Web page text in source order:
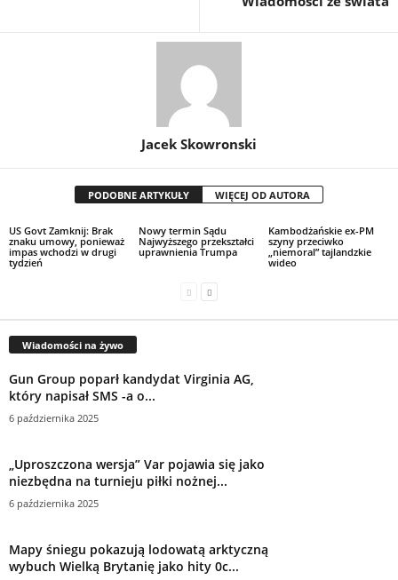
Jacek Skowronski
PODOBNE ARTYKUŁY WIĘCEJ OD AUTORA
US Govt Zamknij: Brak
znaku umowy, ponieważ
impas wchodzi w drugi
tydzień
Nowy termin Sądu
Najwyższego przekształci
uprawnienia Trumpa
Kambodżańskie ex-PM
szyny przeciwko
„niemoral” tajlandzkie
wideo
Wiadomości na żywo
Gun Group poparł kandydat Virginia AG,
który napisał SMS -a o...
6 października 2025
„Uproszczona wersja” Var pojawia się jako
niezbędna na turnieju piłki nożnej...
6 października 2025
Mapy śniegu pokazują lodowatą arktyczną
wybuch Wielką Brytanię jako hity 0c...